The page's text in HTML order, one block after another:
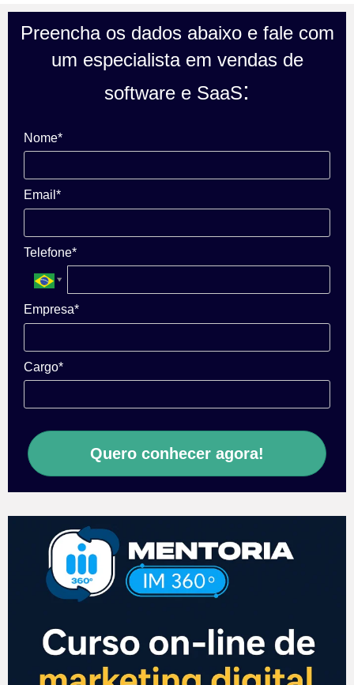
Preencha os dados abaixo e fale com
um especialista em vendas de
software e SaaS:
Nome*
Email*
Telefone*
Empresa*
Cargo*
Quero conhecer agora!